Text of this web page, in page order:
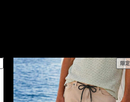
限定